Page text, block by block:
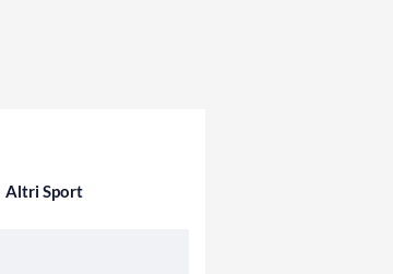
Altri Sport